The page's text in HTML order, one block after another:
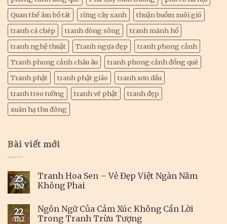
Quan thế âm bồ tát
rừng cây xanh
thuận buồm xuôi gió
tranh cá chép
tranh dòng sông
tranh mãnh hổ
tranh nghệ thuật
Tranh ngựa đẹp
tranh phong cảnh
Tranh phong cảnh châu âu
tranh phong cảnh đồng quê
Tranh phật
tranh phật giáo
tranh sơn dầu
tranh treo tường
tranh vẽ phật
tranh đẹp
xuân hạ thu đông
Bài viết mới
25
Th2
Tranh Hoa Sen – Vẻ Đẹp Việt Ngàn Năm
Không Phai
22
Th2
Ngôn Ngữ Của Cảm Xúc Không Cần Lời
Trong Tranh Trừu Tượng